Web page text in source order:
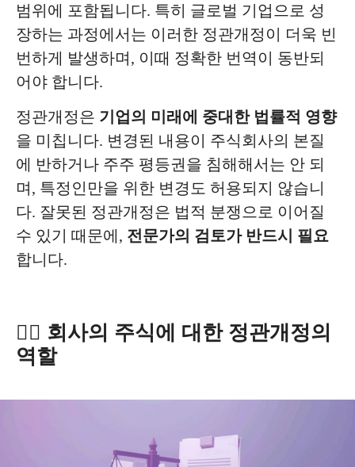
범위에 포함됩니다. 특히 글로벌 기업으로 성
장하는 과정에서는 이러한 정관개정이 더욱 빈
번하게 발생하며, 이때 정확한 번역이 동반되
어야 합니다.
정관개정은 기업의 미래에 중대한 법률적 영향
을 미칩니다. 변경된 내용이 주식회사의 본질
에 반하거나 주주 평등권을 침해해서는 안 되
며, 특정인만을 위한 변경도 허용되지 않습니
다. 잘못된 정관개정은 법적 분쟁으로 이어질
수 있기 때문에, 전문가의 검토가 반드시 필요
합니다.
✍🏻 회사의 주식에 대한 정관개정의
역할